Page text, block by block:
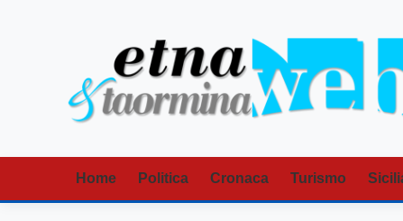
Home Politica Cronaca Turismo